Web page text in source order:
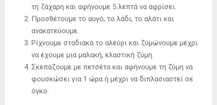
τη ζάχαρη και αφήνουμε 5 λεπτά να αφρίσει.
Προσθέτουμε το αυγό, το λάδι, το αλάτι και
ανακατεύουμε.
Ρίχνουμε σταδιακά το αλεύρι και ζυμώνουμε μέχρι
να έχουμε μια μαλακή, ελαστική ζύμη.
Σκεπάζουμε με πετσέτα και αφήνουμε τη ζύμη να
φουσκώσει για 1 ώρα ή μέχρι να διπλασιαστεί σε
όγκο.